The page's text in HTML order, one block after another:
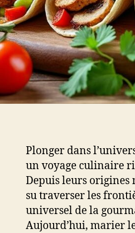
Plonger dans
un voyage culinaire
Depuis leurs origines
su traverser les
universel de la
Aujourd’hui, marier